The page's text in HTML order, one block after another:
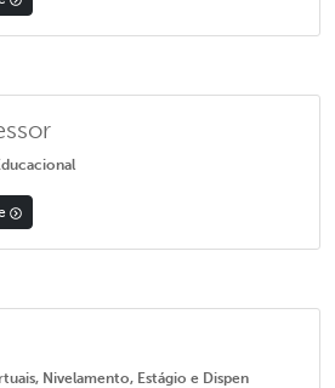
Nivelamento, Estágio e Dispen